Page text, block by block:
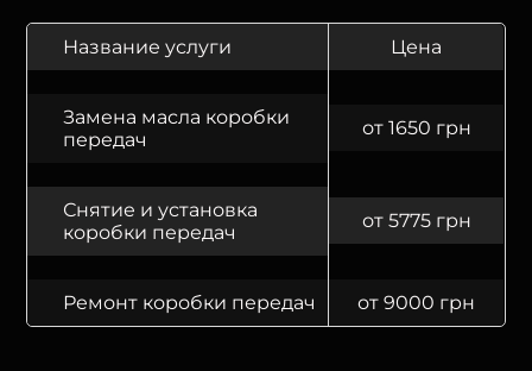
Название услуги Цена
Замена масла коробки
передач
от 1650 грн
Снятие и установка
коробки передач
от 5775 грн
Ремонт коробки передач от 9000 грн